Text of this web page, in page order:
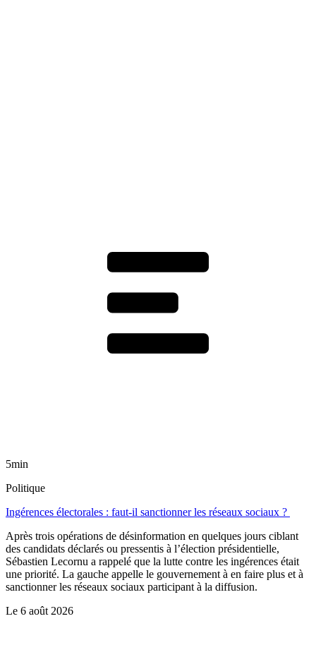
5min
Politique
Ingérences électorales : faut-il sanctionner les réseaux sociaux ?
Après trois opérations de désinformation en quelques jours ciblant
des candidats déclarés ou pressentis à l’élection présidentielle,
Sébastien Lecornu a rappelé que la lutte contre les ingérences était
une priorité. La gauche appelle le gouvernement à en faire plus et à
sanctionner les réseaux sociaux participant à la diffusion.
Le 6 août 2026